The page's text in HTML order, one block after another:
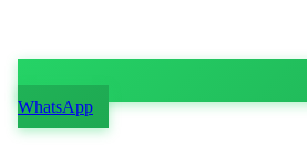
WhatsApp